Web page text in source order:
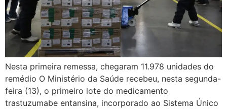
Nesta primeira remessa, chegaram 11.978 unidades do
remédio O Ministério da Saúde recebeu, nesta segunda-
feira (13), o primeiro lote do medicamento
trastuzumabe entansina, incorporado ao Sistema Único